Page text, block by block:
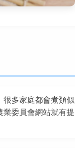
很多家庭都會煮類似
委員會網站就有提